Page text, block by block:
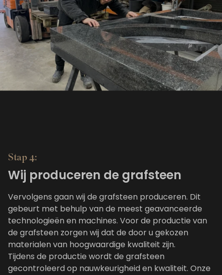
Stap 4:
Wij produceren de grafsteen
Vervolgens gaan wij de grafsteen produceren. Dit
gebeurt met behulp van de meest geavanceerde
technologieën en machines. Voor de productie van
de grafsteen zorgen wij dat de door u gekozen
materialen van hoogwaardige kwaliteit zijn.
Tijdens de productie wordt de grafsteen
gecontroleerd op nauwkeurigheid en kwaliteit. Onze